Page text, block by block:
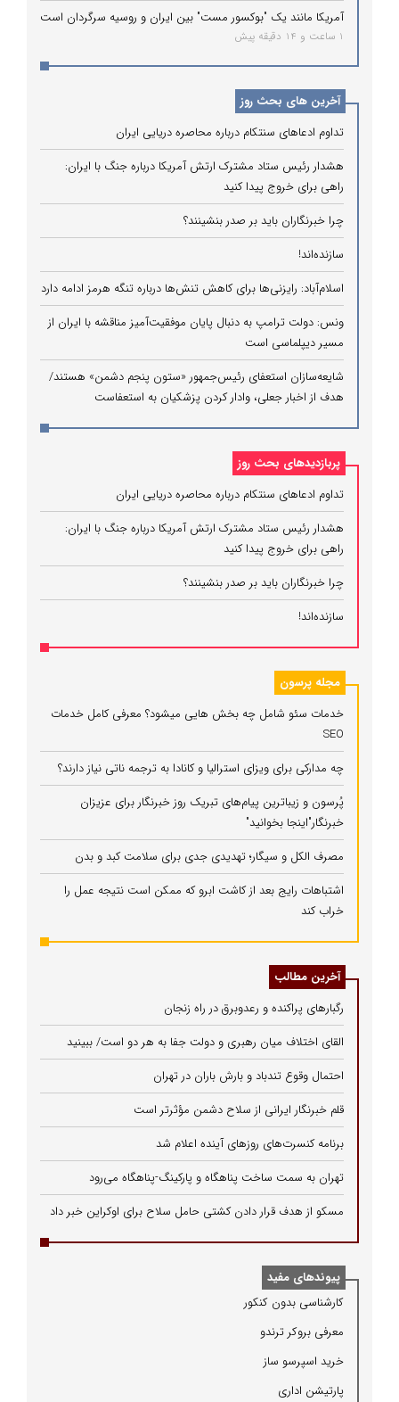
آمریکا مانند یک "بوکسور مست" بین ایران و روسیه سرگردان است
1 ساعت و 14 دقیقه پیش
آخرین های بحث روز
تداوم ادعاهای سنتکام درباره محاصره دریایی ایران
هشدار رئیس ستاد مشترک ارتش آمریکا درباره جنگ با ایران:
راهی برای خروج پیدا کنید
چرا خبرنگاران باید بر صدر بنشینند؟
سازنده‌اند!
اسلام‌آباد: رایزنی‌ها برای کاهش تنش‌ها درباره تنگه هرمز ادامه دارد
ونس: دولت ترامپ به دنبال پایان موفقیت‌آمیز مناقشه با ایران از
مسیر دیپلماسی است
شایعه‌سازان استعفای رئیس‌جمهور «ستون پنجم دشمن» هستند/
هدف از اخبار جعلی، وادار کردن پزشکیان به استعفاست
پربازدیدهای بحث روز
تداوم ادعاهای سنتکام درباره محاصره دریایی ایران
هشدار رئیس ستاد مشترک ارتش آمریکا درباره جنگ با ایران:
راهی برای خروج پیدا کنید
چرا خبرنگاران باید بر صدر بنشینند؟
سازنده‌اند!
مجله پرسون
خدمات سئو شامل چه بخش هایی میشود؟ معرفی کامل خدمات
SEO
چه مدارکی برای ویزای استرالیا و کانادا به ترجمه ناتی نیاز دارند؟
پُرسون و زیباترین پیام‌های تبریک روز خبرنگار برای عزیزان
خبرنگار"اینجا بخوانید"
مصرف الکل و سیگار؛ تهدیدی جدی برای سلامت کبد و بدن
اشتباهات رایج بعد از کاشت ابرو که ممکن است نتیجه عمل را
خراب کند
آخرین مطالب
رگبارهای پراکنده و رعدوبرق در راه زنجان
القای اختلاف میان رهبری و دولت جفا به هر دو است/ ببینید
احتمال وقوع تندباد و بارش باران در تهران
قلم خبرنگار ایرانی از سلاح دشمن مؤثرتر است
برنامه کنسرت‌های روزهای آینده اعلام شد
تهران به سمت ساخت پناهگاه و پارکینگ‌-پناهگاه می‌رود
مسکو از هدف قرار دادن کشتی حامل سلاح برای اوکراین خبر داد
پیوندهای مفید
كارشناسی بدون كنكور
معرفی بروكر ترندو
خرید اسپرسو ساز
پارتیشن اداری